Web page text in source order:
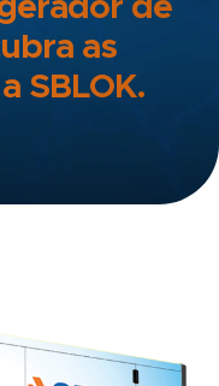
de
as
SBLOK.